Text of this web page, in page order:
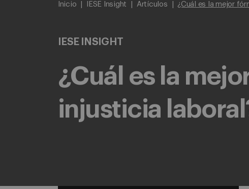
Inicio IESE Insight Artículos ¿Cuál es la mejor
IESE INSIGHT
¿Cuál es la
injusticia